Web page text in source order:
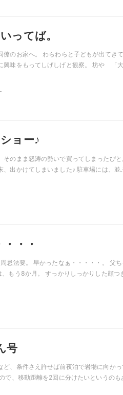
ってば。
のお家へ。 わらわらと子どもが出てき
興味をもってしげしげと観察。 坊や
ョー♪
そのまま怒涛の勢いで買ってしまったぴ
、出かけてしまいました♪ 駐車場には、
・・
忌法要。 早かったなぁ・・・・・。 父
もう8か月。 すっかりしっかりした顔つ
号
、条件さえ許せば前夜泊で岩場に向かっ
で、移動距離を2回に分けたいというのも